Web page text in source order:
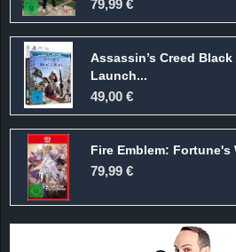
79,99 €
Assassin’s Creed
Launch...
49,00 €
Fire Emblem: Fortune's
79,99 €